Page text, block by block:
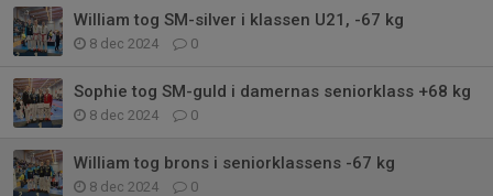
William tog SM-silver i klassen U21, -67 kg
8 dec 2024 0
Sophie tog SM-guld i damernas seniorklass +68 kg
8 dec 2024 0
William tog brons i seniorklassens -67 kg
8 dec 2024 0